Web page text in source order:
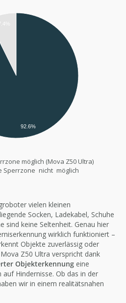
92.6%
möglich (Mova Z50 Ultra)
Sperrzone nicht möglich
vielen kleinen
Socken, Ladekabel, Schuhe
sind keine Seltenheit. Genau hier
wirklich funktioniert –
Objekte zuverlässig oder
Z50 Ultra verspricht dank
Objekterkennung eine
Hindernisse. Ob das in der
wir in einem realitätsnahen